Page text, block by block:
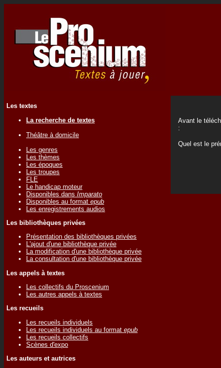
Les textes
La recherche de textes
Théâtre à domicile
Les genres
Les thèmes
Les époques
Les troupes
FLE
Le handicap moteur
Disponibles dans Imparato
Disponibles au format epub
Les enregistrements audios
Les bibliothèques privées
Présentation des bibliothèques privées
L'ajout d'une bibliothèque privée
La modification d'une bibliothèque privée
La consultation d'une bibliothèque privée
Les appels à textes
Les collectifs du Proscenium
Les autres appels à textes
Les recueils
Les recueils individuels
Les recueils individuels au format epub
Les recueils collectifs
Scènes d'expo
Les auteurs et autrices
Avant le
:
Quel est le